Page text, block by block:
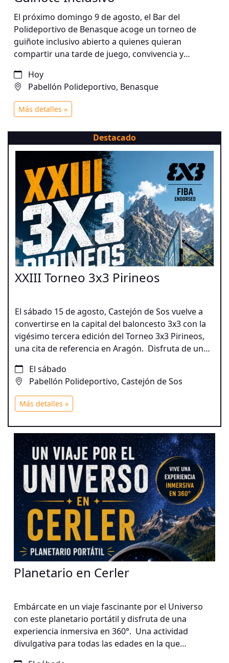
El próximo domingo 9 de agosto, el Bar del
Polideportivo de Benasque acoge un torneo de
guiñote inclusivo abierto a quienes quieran
compartir una tarde de juego, convivencia y
inclusión social y el fortalecimiento de la
comunidad en el medio rural.
Hoy
Pabellón Polideportivo, Benasque
Más detalles »
Destacado
XXIII Torneo 3x3 Pirineos
El sábado 15 de agosto, Castejón de Sos vuelve a
convertirse en la capital del baloncesto 3x3 con la
vigésimo tercera edición del Torneo 3x3 Pirineos,
una cita de referencia en Aragón. Disfruta de una
pleno Valle de Benasque, con más de 2.500 € en
premios y actividades para todos los participantes.
El sábado
Pabellón Polideportivo, Castejón de Sos
Más detalles »
Planetario en Cerler
Embárcate en un viaje fascinante por el Universo
con este planetario portátil y disfruta de una
experiencia inmersiva en 360°. Una actividad
divulgativa para todas las edades en la que